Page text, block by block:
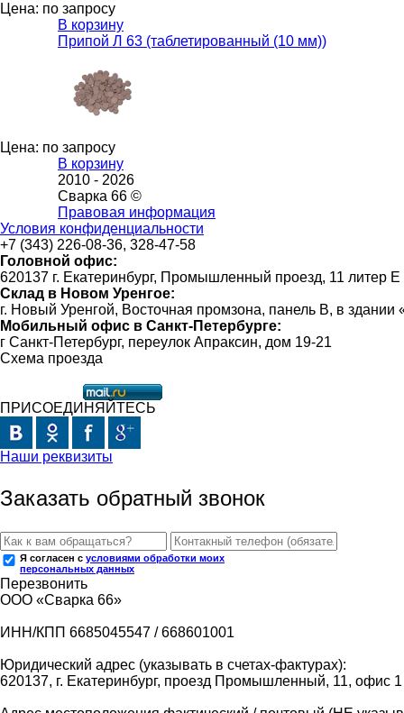
Цена: по запросу
В корзину
Припой Л 63 (таблетированный (10 мм))
Цена: по запросу
В корзину
2010 - 2026
Сварка 66 ©
Правовая информация
Условия конфиденциальности
+7 (343) 226-08-36, 328-47-58
Головной офис:
620137 г. Екатеринбург, Промышленный проезд, 11 литер Е
Склад в Новом Уренгое:
г. Новый Уренгой, Восточная промзона, панель В, в
Мобильный офис в Санкт-Петербурге:
г Санкт-Петербург, переулок Апраксин, дом 19-21
Схема проезда
ПРИСОЕДИНЯЙТЕСЬ
Наши реквизиты
Заказать обратный звонок
Я согласен с условиями обработки моих
персональных данных
Перезвонить
ООО «Сварка 66»
ИНН/КПП 6685045547 / 668601001
Юридический адрес (указывать в счетах-фактурах):
620137, г. Екатеринбург, проезд Промышленный, 11, офис 1